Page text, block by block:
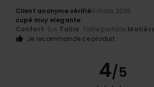
Client anonyme vérifié11 mars 2026
cupé muy elegante
Confort: 5/5 Taille: Taille parfaite
Je recommande ce produit
4/5